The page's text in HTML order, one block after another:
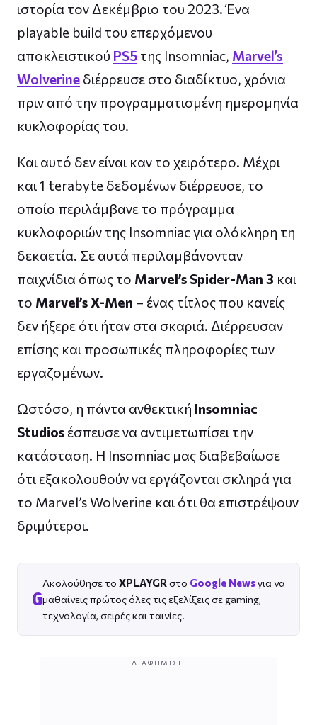
ιστορία τον Δεκέμβριο του 2023. Ένα
playable build του επερχόμενου
αποκλειστικού PS5 της Insomniac, Marvel’s
Wolverine διέρρευσε στο διαδίκτυο, χρόνια
πριν από την προγραμματισμένη ημερομηνία
κυκλοφορίας του.
Και αυτό δεν είναι καν το χειρότερο. Μέχρι
και 1 terabyte δεδομένων διέρρευσε, το
οποίο περιλάμβανε το πρόγραμμα
κυκλοφοριών της Insomniac για ολόκληρη τη
δεκαετία. Σε αυτά περιλαμβάνονταν
παιχνίδια όπως το Marvel’s Spider-Man 3 και
το Marvel’s X-Men – ένας τίτλος που κανείς
δεν ήξερε ότι ήταν στα σκαριά. Διέρρευσαν
επίσης και προσωπικές πληροφορίες των
εργαζομένων.
Ωστόσο, η πάντα ανθεκτική Insomniac
Studios έσπευσε να αντιμετωπίσει την
κατάσταση. Η Insomniac μας διαβεβαίωσε
ότι εξακολουθούν να εργάζονται σκληρά για
το Marvel’s Wolverine και ότι θα επιστρέψουν
δριμύτεροι.
G
Ακολούθησε το XPLAYGR στο Google Newsγια να
μαθαίνεις πρώτος όλες τις εξελίξεις σε gaming,
τεχνολογία, σειρές και ταινίες.
ΔΙΑΦΉΜΙΣΗ